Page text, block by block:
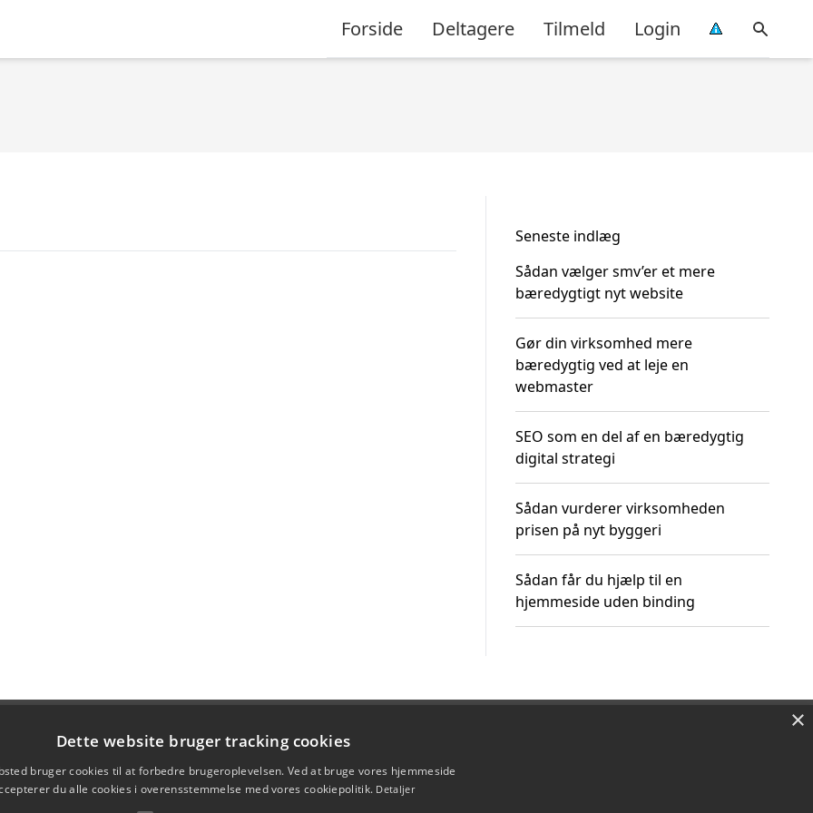
Forside Deltagere Tilmeld Login
Seneste indlæg
Sådan vælger smv’er et mere
bæredygtigt nyt website
Gør din virksomhed mere
bæredygtig ved at leje en
webmaster
SEO som en del af en bæredygtig
digital strategi
Sådan vurderer virksomheden
prisen på nyt byggeri
Sådan får du hjælp til en
hjemmeside uden binding
×
Dette website bruger tracking cookies
bruger cookies til at forbedre brugeroplevelsen. Ved at bruge vores hjemmeside
du alle cookies i overensstemmelse med vores cookiepolitik. Detaljer